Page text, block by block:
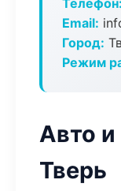
Телефон:
Email:
Город:
Режим
Авто и
Тверь